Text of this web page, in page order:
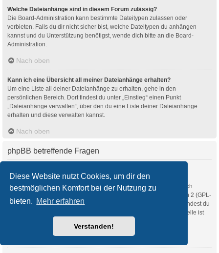
Diese Website nutzt Cookies, um dir den
bestmöglichen Komfort bei der Nutzung zu
bieten. Mehr erfahren
Verstanden!
Welche Dateianhänge sind in diesem Forum zulässig?
Die Board-Administration kann bestimmte Dateitypen zulassen oder
verbieten. Falls du dir nicht sicher bist, welche Dateitypen du anhängen
kannst und du Unterstützung benötigst, wende dich bitte an die Board-
Administration.
Nach oben
Kann ich eine Übersicht all meiner Dateianhänge erhalten?
Um eine Liste all deiner Dateianhänge zu erhalten, gehe in den
persönlichen Bereich. Dort findest du unter „Einstieg“ einen Punkt
„Dateianhänge verwalten“, über den du eine Liste deiner Dateianhänge
erhalten und diese verwalten kannst.
Nach oben
phpBB betreffende Fragen
Diese Software (in ihrer unmodifizierten Fassung) wurde von
phpBB Limited
entwickelt und veröffentlicht. Sie ist urheberrechtlich
geschützt. Sie wurde unter der GNU General Public License, Version 2 (GPL-
2.0) veröffentlicht und kann frei vertrieben werden. Weitere Details findest du
. Eine deutschsprachige Anlaufstelle ist